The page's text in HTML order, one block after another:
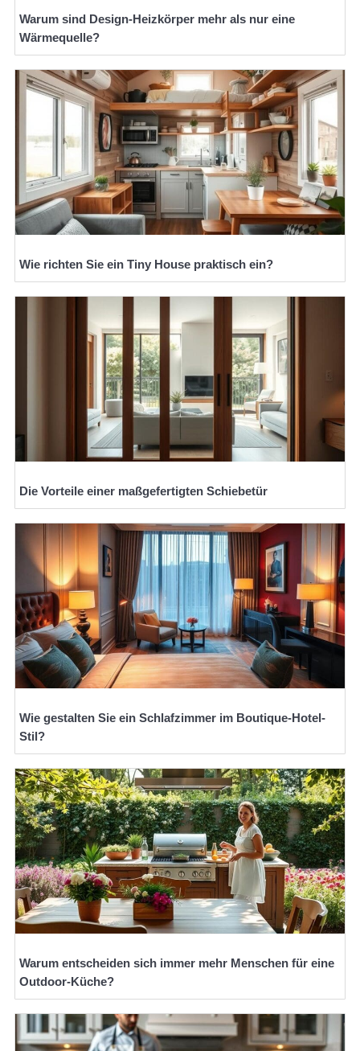
Warum sind Design-Heizkörper mehr als nur eine
Wärmequelle?
Wie richten Sie ein Tiny House praktisch ein?
Die Vorteile einer maßgefertigten Schiebetür
Wie gestalten Sie ein Schlafzimmer im Boutique-Hotel-
Stil?
Warum entscheiden sich immer mehr Menschen für eine
Outdoor-Küche?